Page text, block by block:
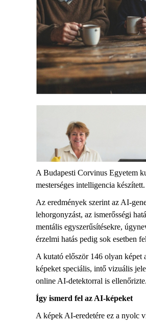
A Budapesti Corvinus Egyetem
mesterséges intelligencia
Az eredmények szerint az AI-
lehorgonyzást, az ismerősségi
mentális egyszerűsítésekre,
érzelmi hatás pedig sok esetben
A kutató először 146 olyan képet
képeket speciális, intő vizuális
online AI-detektorral is
Így ismerd fel az AI-képeket
A képek AI-eredetére ez a nyolc